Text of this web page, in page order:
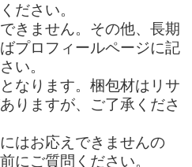
ださい。
きません。その他、長期
プロフィールページに記
い。
なります。梱包材はリサ
りますが、ご了承くださ
はお応えできませんの
にご質問ください。